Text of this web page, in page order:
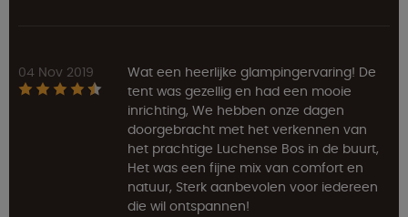
04 Nov 2019
Wat een heerlijke glampingervaring! De
tent was gezellig en had een mooie
inrichting, We hebben onze dagen
doorgebracht met het verkennen van
het prachtige Luchense Bos in de buurt,
Het was een fijne mix van comfort en
natuur, Sterk aanbevolen voor iedereen
die wil ontspannen!